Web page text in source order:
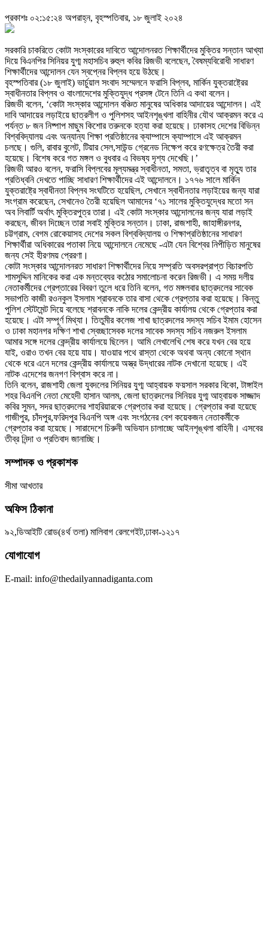
প্রকাশঃ ০২:১৫:২৪ অপরাহ্ন, বৃহস্পতিবার, ১৮ জুলাই ২০২৪
সরকারি চাকরিতে কোটা সংস্কারের দাবিতে আন্দোলনরত শিক্ষার্থীদের মুক্তির সন্তান আখ্যা
দিয়ে বিএনপির সিনিয়র যুগ্ম মহাসচিব রুহুল কবির রিজভী বলেছেন, বৈষম্যবিরোধী সাধারণ
শিক্ষার্থীদের আন্দোলন যেন স্বপ্নের বিপ্লব হয়ে উঠছে।
বৃহস্পতিবার (১৮ জুলাই) ভার্চুয়াল সংবাদ সম্মেলনে ফরাসি বিপ্লব, মার্কিন যুক্তরাষ্ট্রের
স্বাধীনতার বিপ্লব ও বাংলাদেশের মুক্তিযুদ্ধ প্রসঙ্গ টেনে তিনি এ কথা বলেন।
রিজভী বলেন, ‘কোটা সংস্কার আন্দোলন বঞ্চিত মানুষের অধিকার আদায়ের আন্দোলন। এই
দাবি আদায়ের লড়াইয়ে ছাত্রলীগ ও পুলিশসহ আইনশৃঙ্খলা বাহিনীর যৌথ আক্রমন করে এ
পর্যন্ত ৮ জন নিষ্পাপ মাছুম কিশোর তরুনকে হত্যা করা হয়েছে। ঢাকাসহ দেশের বিভিন্ন
বিশ্ববিদ্যালয় এবং অন্যান্য শিক্ষা প্রতিষ্ঠানের ক্যাম্পাসে ক্যাম্পাসে এই আক্রমন
চলছে। গুলি, রাবার বুলেট, টিয়ার সেল,সাউন্ড গ্রেনেড নিক্ষেপ করে রণক্ষেত্র তৈরী করা
হয়েছে। বিশেষ করে গত মঙ্গল ও বুধবার এ বিভষ্য দৃশ্য দেখেছি।’
রিজভী আরও বলেন, ফরাসি বিপ্লবের মূল্যমন্ত্র স্বাধীনতা, সমতা, ভ্রাতৃত্ব বা মৃত্যু তার
প্রতিধ্বনি দেখতে পাচ্ছি সাধারণ শিক্ষার্থীদের এই আন্দোলনে। ১৭৭৬ সালে মার্কিন
যুক্তরাষ্ট্রে স্বাধীনতা বিপ্লব সংঘটিতে হয়েছিল, সেখানে স্বাধীনতার লড়াইয়ের জন্য যারা
সংগ্রাম করেছেন, সেখানেও তৈরী হয়েছিল আমাদের ‘৭১ সালের মুক্তিযুদ্ধের মতো সন
অব লিবার্টি অর্থাৎ মুক্তিরপুত্র তারা। এই কোটা সংস্কার আন্দোলনের জন্য যারা লড়াই
করছেন, জীবন দিচ্ছেন তারা সবাই মুক্তির সন্তান। ঢাকা, রাজশাহী, জাহাঙ্গীরনগর,
চট্টগ্রাম, বেগম রোকেয়াসহ দেশের সকল বিশ্ববিদ্যালয় ও শিক্ষাপ্রতিষ্ঠানের সাধারণ
শিক্ষার্থীরা অধিকারের পতাকা নিয়ে আন্দোলনে নেমেছে -এটা যেন বিশ্বের নিপীড়িত মানুষের
জন্য সেই হীরণময় প্রেরণা।
কোটা সংস্কার আন্দোলনরত সাধারণ শিক্ষার্থীদের নিয়ে সম্প্রতি অবসরপ্রাপ্ত বিচারপতি
শামসুদ্দিন মানিকের করা এক মন্তব্যের কঠোর সমালোচনা করেন রিজভী। এ সময় দলীয়
নেতাকর্মীদের গ্রেপ্তারের বিবরণ তুলে ধরে তিনি বলেন, গত মঙ্গলবার ছাত্রদলের সাবেক
সভাপতি কাজী রওনকুল ইসলাম শ্রাবনকে তার বাসা থেকে গ্রেপ্তার করা হয়েছে। কিন্তু
পুলিশ স্টেটমেন্ট দিয়ে বলেছে শ্রাবনকে নাকি দলের কেন্দ্রীয় কার্যালয় থেকে গ্রেপ্তার করা
হয়েছে। এটা সম্পূর্ণ মিথ্যা। তিতুমীর কলেজ শাখা ছাত্রদলের সদস্য সচিব ইমাম হোসেন
ও ঢাকা মহানগর দক্ষিণ শাখা স্বেচ্ছাসেবক দলের সাবেক সদস্য সচিব নজরুল ইসলাম
আমার সঙ্গে দলের কেন্দ্রীয় কার্যালয়ে ছিলেন। আমি লেখালেখি শেষ করে যখন বের হয়ে
যাই, ওরাও তখন বের হয়ে যায়। যাওয়ার পথে রাস্তা থেকে অথবা অন্য কোনো স্থান
থেকে ধরে এনে দলের কেন্দ্রীয় কার্যালয়ে অস্ত্র উদ্ধারের নাটক দেখানো হয়েছে। এই
নাটক এদেশের জনগণ বিশ্বাস করে না।
তিনি বলেন, রাজশাহী জেলা যুবদলের সিনিয়র যুগ্ম আহ্বায়ক ফয়সাল সরকার বিকো, টাঙ্গাইল
শহর বিএনপি নেতা মেহেদী হাসান আলম, জেলা ছাত্রদলের সিনিয়র যুগ্ম আহ্বায়ক সাজ্জাদ
কবির সুমন, সদর ছাত্রদলের শাহরিয়ারকে গ্রেপ্তার করা হয়েছে। গ্রেপ্তার করা হয়েছে
গাজীপুর, চাঁদপুর,ফরিদপুর বিএনপি অঙ্গ এবং সংগঠনের বেশ কয়েকজন নেতাকর্মীকে
গ্রেপ্তার করা হয়েছে। সারাদেশে চিরুনী অভিযান চালাচ্ছে আইনশৃঙ্খলা বাহিনী। এসবের
তীব্র নিন্দা ও প্রতিবাদ জানাচ্ছি।
সম্পাদক ও প্রকাশক
সীমা আখতার
অফিস ঠিকানা
৯২,ডিআইটি রোড(৪র্থ তলা) মালিবাগ রেলগেইট,ঢাকা-১২১৭
যোগাযোগ
E-mail: info@thedailyannadiganta.com